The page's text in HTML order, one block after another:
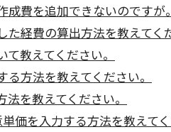
費を追加できないのですが。
経費の算出方法を教えてく
教えてください。
方法を教えてください。
を教えてください。
価を入力する方法を教えてく